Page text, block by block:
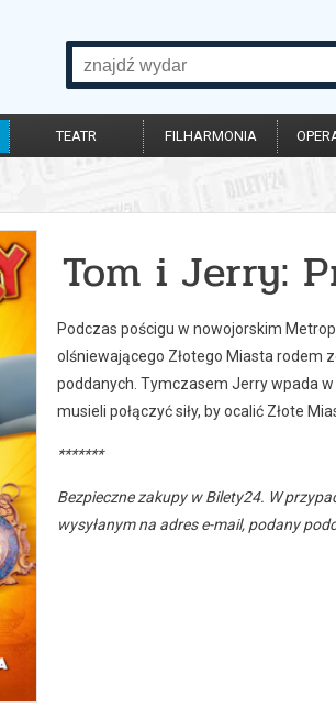
TEATR FILHARMONIA
Tom i Jerry:
Podczas pościgu w nowojorskim
olśniewającego Złotego Miasta rodem
poddanych. Tymczasem Jerry wpada
musieli połączyć siły, by ocalić Złote
*******
Bezpieczne zakupy w Bilety24. W
wysyłanym na adres e-mail, podany